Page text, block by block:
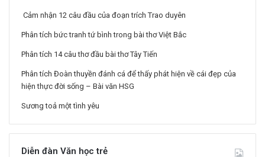
Cảm nhận 12 câu đầu của đoạn trích Trao duyên
Phân tích bức tranh tứ bình trong bài thơ Việt Bắc
Phân tích 14 câu thơ đầu bài thơ Tây Tiến
Phân tích Đoàn thuyền đánh cá để thấy phát hiện về cái đẹp của
hiện thực đời sống – Bài văn HSG
Sương toả một tình yêu
Diễn đàn Văn học trẻ